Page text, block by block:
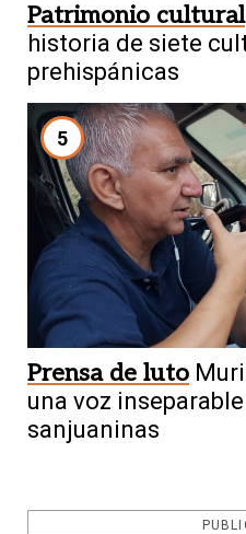
Patrimonio cultural
historia de siete
prehispánicas
5
Prensa de luto
una voz
sanjuaninas